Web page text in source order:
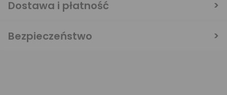
Dostawa i płatność
Bezpieczeństwo